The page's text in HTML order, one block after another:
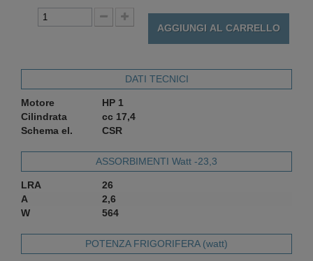
AGGIUNGI AL CARRELLO
DATI TECNICI
Motore
HP 1
Cilindrata
cc 17,4
Schema el.
CSR
ASSORBIMENTI Watt -23,3
LRA
26
A
2,6
W
564
POTENZA FRIGORIFERA (watt)